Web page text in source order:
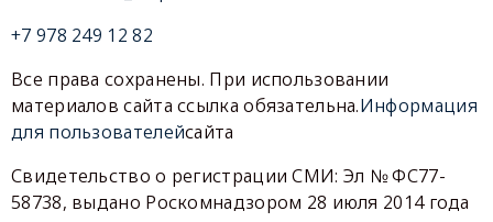
+7 978 249 12 82
Все права сохранены. При использовании
материалов сайта ссылка обязательна.Информация
для пользователейсайта
Свидетельство о регистрации СМИ: Эл № ФС77-
58738, выдано Роскомнадзором 28 июля 2014 года